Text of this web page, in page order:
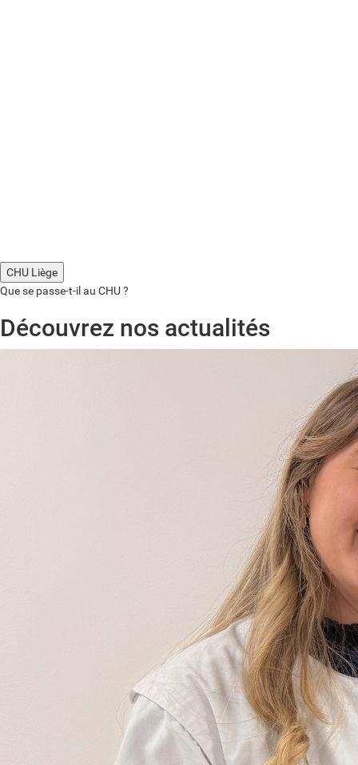
CHU Liège
Que se passe-t-il au CHU ?
Découvrez nos actualités